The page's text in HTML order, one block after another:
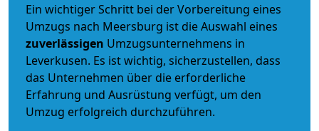
Ein wichtiger Schritt bei der Vorbereitung eines
Umzugs nach Meersburg ist die Auswahl eines
zuverlässigen Umzugsunternehmens in
Leverkusen. Es ist wichtig, sicherzustellen, dass
das Unternehmen über die erforderliche
Erfahrung und Ausrüstung verfügt, um den
Umzug erfolgreich durchzuführen.